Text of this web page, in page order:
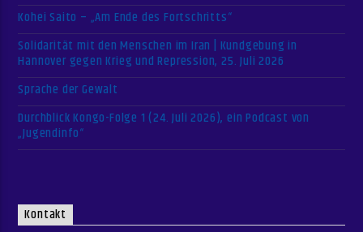
Kohei Saito – „Am Ende des Fortschritts“
Solidarität mit den Menschen im Iran | Kundgebung in
Hannover gegen Krieg und Repression, 25. Juli 2026
Sprache der Gewalt
Durchblick Kongo-Folge 1 (24. Juli 2026), ein Podcast von
„Jugendinfo“
Kontakt